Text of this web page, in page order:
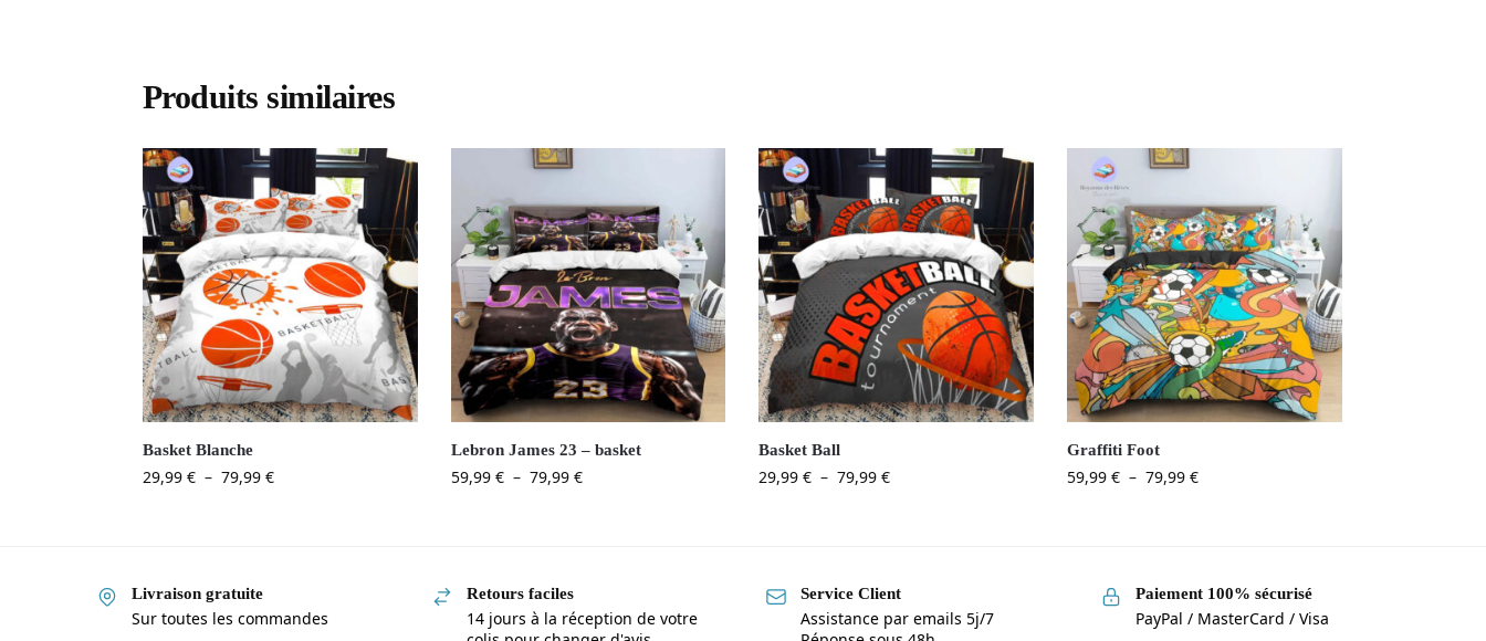
Produits similaires
Basket Blanche
29,99 € – 79,99 €
Lebron James 23 – basket
59,99 € – 79,99 €
Basket Ball
29,99€ – 79,99€
Graffiti Foot
59,99€ – 79,99€
Livraison gratuite
Sur toutes les commandes
Retours faciles
14 jours à la réception de votre
Service Client
Assistance par emails 5j/7
Paiement 100% sécurisé
PayPal / MasterCard / Visa